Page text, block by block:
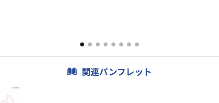
関連パンフレット